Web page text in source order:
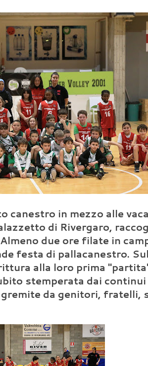
canestro in mezzo alle
di Rivergaro,
due ore filate in
festa di pallacanestro.
alla loro prima
stemperata dai continui
da genitori, fratelli,